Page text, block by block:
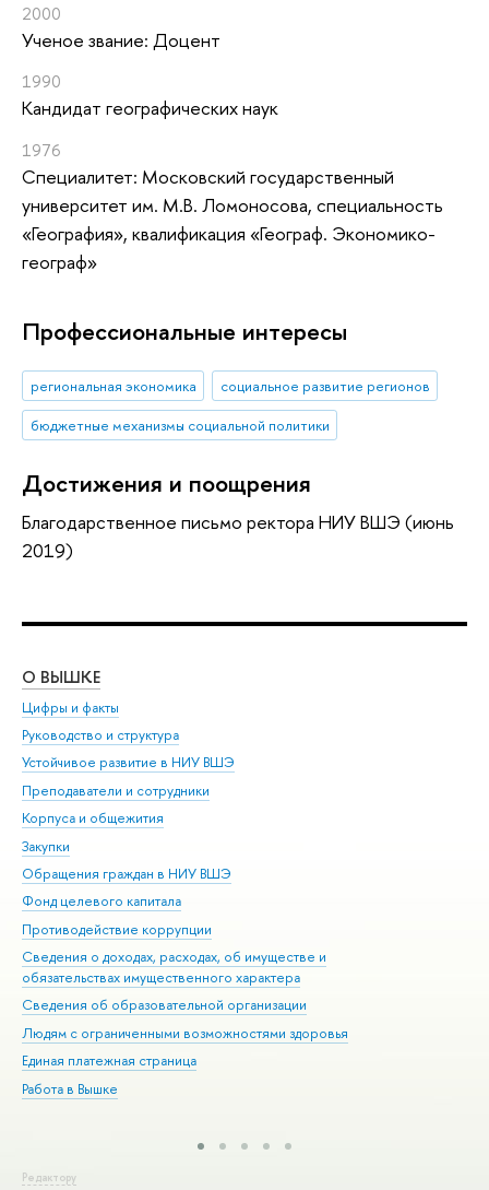
2000
Ученое звание: Доцент
1990
Кандидат географических наук
1976
Специалитет: Московский государственный
университет им. М.В. Ломоносова, специальность
«География», квалификация «Географ. Экономико-
географ»
Профессиональные интересы
региональная экономика
социальное развитие регионов
бюджетные механизмы социальной политики
Достижения и поощрения
Благодарственное письмо ректора НИУ ВШЭ (июнь
2019)
О ВЫШКЕ
Цифры и факты
Руководство и структура
Устойчивое развитие в НИУ ВШЭ
Преподаватели и сотрудники
Корпуса и общежития
Закупки
Обращения граждан в НИУ ВШЭ
Фонд целевого капитала
Противодействие коррупции
Сведения о доходах, расходах, об имуществе и
обязательствах имущественного характера
Сведения об образовательной организации
Людям с ограниченными возможностями здоровья
Единая платежная страница
Работа в Вышке
Редактору